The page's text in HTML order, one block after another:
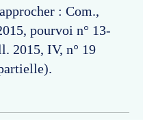
: Com.,
pourvoi n° 13-
2015, IV, n° 19